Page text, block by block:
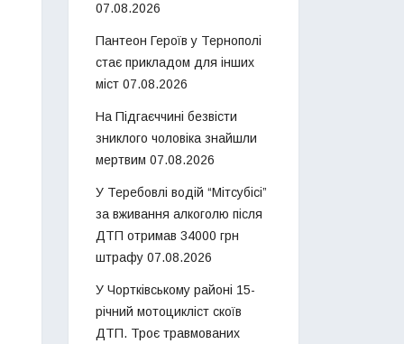
07.08.2026
Пантеон Героїв у Тернополі
стає прикладом для інших
міст 07.08.2026
На Підгаєччині безвісти
зниклого чоловіка знайшли
мертвим 07.08.2026
У Теребовлі водій “Мітсубісі”
за вживання алкоголю після
ДТП отримав 34000 грн
штрафу 07.08.2026
У Чортківському районі 15-
річний мотоцикліст скоїв
ДТП. Троє травмованих